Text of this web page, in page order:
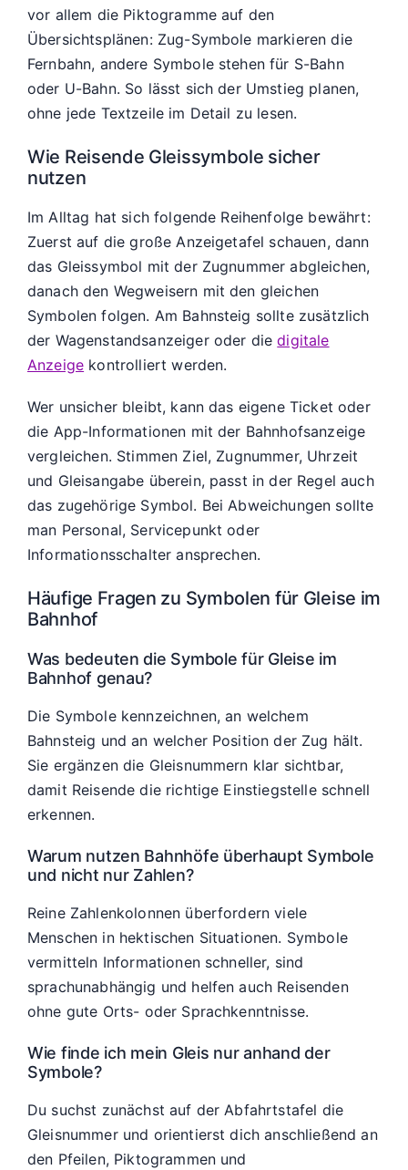
vor allem die Piktogramme auf den
Übersichtsplänen: Zug-Symbole markieren die
Fernbahn, andere Symbole stehen für S-Bahn
oder U-Bahn. So lässt sich der Umstieg planen,
ohne jede Textzeile im Detail zu lesen.
Wie Reisende Gleissymbole sicher
nutzen
Im Alltag hat sich folgende Reihenfolge bewährt:
Zuerst auf die große Anzeigetafel schauen, dann
das Gleissymbol mit der Zugnummer abgleichen,
danach den Wegweisern mit den gleichen
Symbolen folgen. Am Bahnsteig sollte zusätzlich
der Wagenstandsanzeiger oder diedigitale
Anzeige kontrolliert werden.
Wer unsicher bleibt, kann das eigene Ticket oder
die App-Informationen mit der Bahnhofsanzeige
vergleichen. Stimmen Ziel, Zugnummer, Uhrzeit
und Gleisangabe überein, passt in der Regel auch
das zugehörige Symbol. Bei Abweichungen sollte
man Personal, Servicepunkt oder
Informationsschalter ansprechen.
Häufige Fragen zu Symbolen für Gleise im
Bahnhof
Was bedeuten die Symbole für Gleise im
Bahnhof genau?
Die Symbole kennzeichnen, an welchem
Bahnsteig und an welcher Position der Zug hält.
Sie ergänzen die Gleisnummern klar sichtbar,
damit Reisende die richtige Einstiegstelle schnell
erkennen.
Warum nutzen Bahnhöfe überhaupt Symbole
und nicht nur Zahlen?
Reine Zahlenkolonnen überfordern viele
Menschen in hektischen Situationen. Symbole
vermitteln Informationen schneller, sind
sprachunabhängig und helfen auch Reisenden
ohne gute Orts- oder Sprachkenntnisse.
Wie finde ich mein Gleis nur anhand der
Symbole?
Du suchst zunächst auf der Abfahrtstafel die
Gleisnummer und orientierst dich anschließend an
den Pfeilen, Piktogrammen und